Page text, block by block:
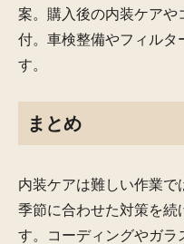
案。購入後の内装ケアや
付。車検整備やフィルタ
す。
まとめ
内装ケアは難しい作業で
季節に合わせた対策を続
す。コーディングやガラ